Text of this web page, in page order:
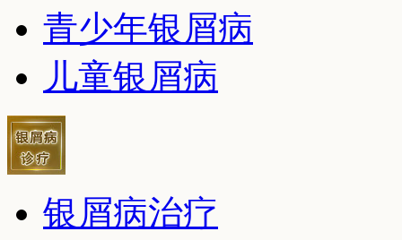
青少年银屑病
儿童银屑病
银屑病治疗